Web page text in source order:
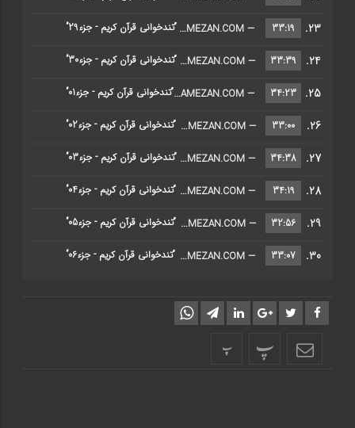
23. “تندخوانی قرآن کریم - جزء29” — HTTPS://RAMEZAN.COM/ 33:19
24. “تندخوانی قرآن کریم - جزء30” — HTTPS://RAMEZAN.COM/ 33:39
25. “تندخوانی قرآن کریم - جزء01” — HTTPS://RAMEZAN.COM/ 34:23
26. “تندخوانی قرآن کریم - جزء02” — HTTPS://RAMEZAN.COM/ 33:00
27. “تندخوانی قرآن کریم - جزء03” — HTTPS://RAMEZAN.COM/ 34:38
28. “تندخوانی قرآن کریم - جزء04” — HTTPS://RAMEZAN.COM/ 34:19
29. “تندخوانی قرآن کریم - جزء05” — HTTPS://RAMEZAN.COM/ 32:56
30. “تندخوانی قرآن کریم - جزء06” — HTTPS://RAMEZAN.COM/ 33:07
پ پ